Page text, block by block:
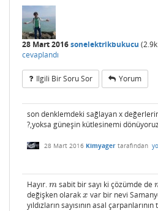
28 Mart 2016sonelektrikbukucu (2.9k
cevaplandı
Ilgili Bir Soru Sor Yorum
son denklemdeki sağlayan x
?,yoksa güneşin kütlesinemi
28 Mart 2016 Kimyager tarafından
Hayır. m
msabit bir sayı ki çözümde de
değişken olarak x
x var bir nevi
yıldızların sayısının asal